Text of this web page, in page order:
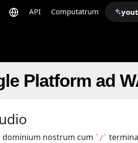
API Computatrum
Platform ad
nostrum cum `/`